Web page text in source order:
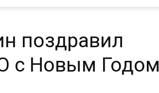
поздравил
с Новым Годом